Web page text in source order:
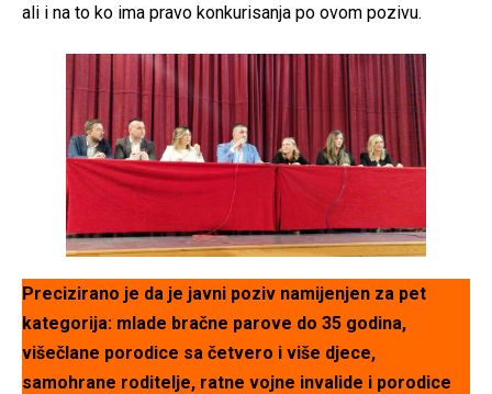
ali i na to ko ima pravo konkurisanja po ovom pozivu.
Precizirano je da je javni poziv namijenjen za pet
kategorija: mlade bračne parove do 35 godina,
višečlane porodice sa četvero i više djece,
samohrane roditelje, ratne vojne invalide i porodice